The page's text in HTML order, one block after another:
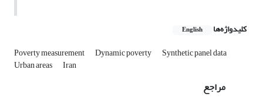
کلیدواژه‌ها English
Poverty measurement Dynamic poverty Synthetic panel data
Urban areas Iran
مراجع